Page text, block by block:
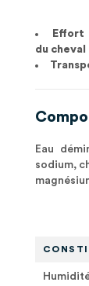
Effort
du
Eau
sodium,